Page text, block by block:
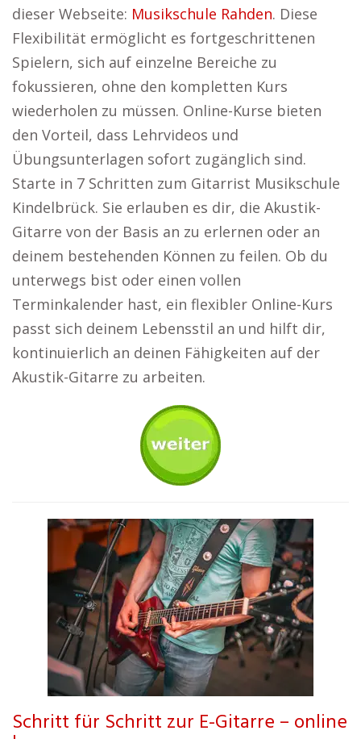
dieser Webseite: Musikschule Rahden. Diese
Flexibilität ermöglicht es fortgeschrittenen
Spielern, sich auf einzelne Bereiche zu
fokussieren, ohne den kompletten Kurs
wiederholen zu müssen. Online-Kurse bieten
den Vorteil, dass Lehrvideos und
Übungsunterlagen sofort zugänglich sind.
Starte in 7 Schritten zum Gitarrist Musikschule
Kindelbrück. Sie erlauben es dir, die Akustik-
Gitarre von der Basis an zu erlernen oder an
deinem bestehenden Können zu feilen. Ob du
unterwegs bist oder einen vollen
Terminkalender hast, ein flexibler Online-Kurs
passt sich deinem Lebensstil an und hilft dir,
kontinuierlich an deinen Fähigkeiten auf der
Akustik-Gitarre zu arbeiten.
Schritt für Schritt zur E-Gitarre – online